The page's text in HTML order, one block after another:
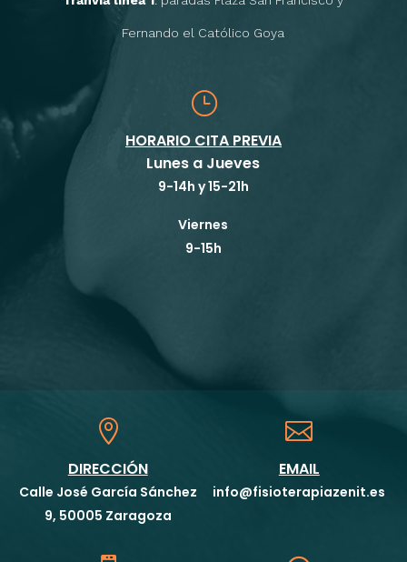
Fernando el Católico Goya
}
HORARIO CITA PREVIA
Lunes a Jueves
9-14h y 15-21h
Viernes
9-15h

DIRECCIÓN
Calle José García Sánchez
9, 50005 Zaragoza

EMAIL
info@fisioterapiazenit.es